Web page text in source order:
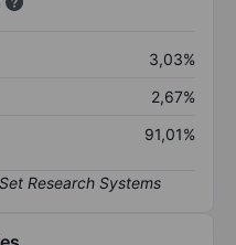
3,03%
2,67%
91,01%